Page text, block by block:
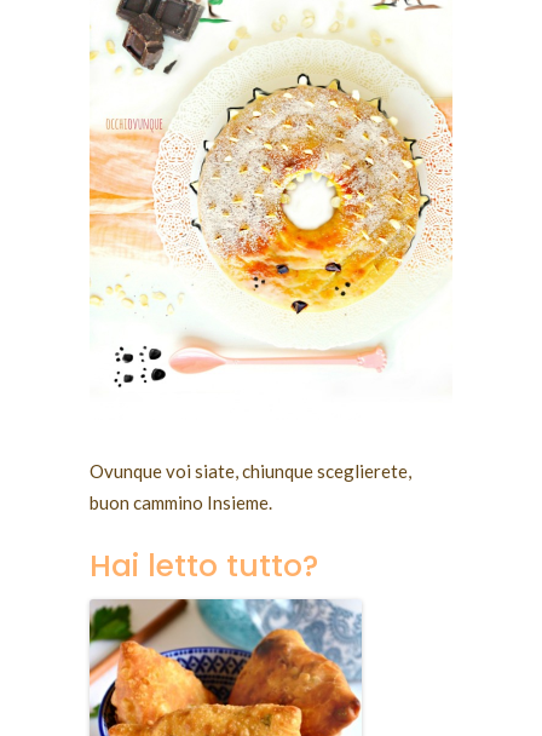
Ovunque voi siate, chiunque sceglierete,
buon cammino Insieme.
Hai letto tutto?